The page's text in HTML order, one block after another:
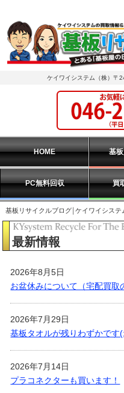
基板リサイクルブログ￨ケイワイシステ
最新情報
2026年8月5日
お盆休みについて（宅配買取
2026年7月29日
基板タオルが残りわずかです
2026年7月14日
プラコネクターも買います！
ケイワイシステム（株）
HOME 基
PC無料回収 買